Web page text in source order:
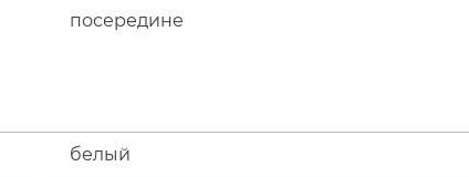
посередине
белый